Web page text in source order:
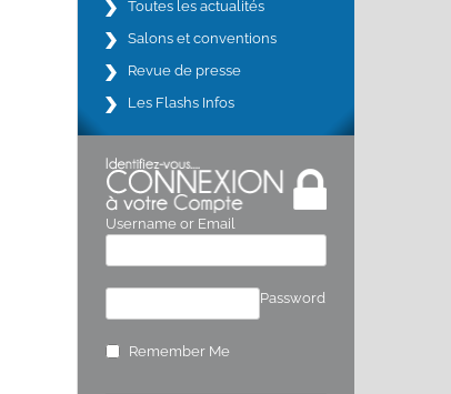
Toutes les actualités
Salons et conventions
Revue de presse
Les Flashs Infos
Username or Email
Password
Remember Me